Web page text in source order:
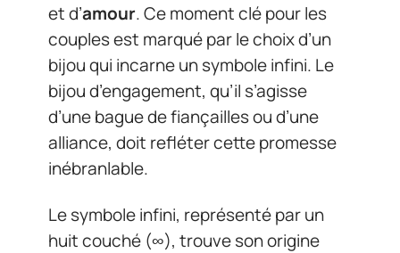
et d’amour. Ce moment clé pour les
couples est marqué par le choix d’un
bijou qui incarne un symbole infini. Le
bijou d’engagement, qu’il s’agisse
d’une bague de fiançailles ou d’une
alliance, doit refléter cette promesse
inébranlable.
Le symbole infini, représenté par un
huit couché (∞), trouve son origine